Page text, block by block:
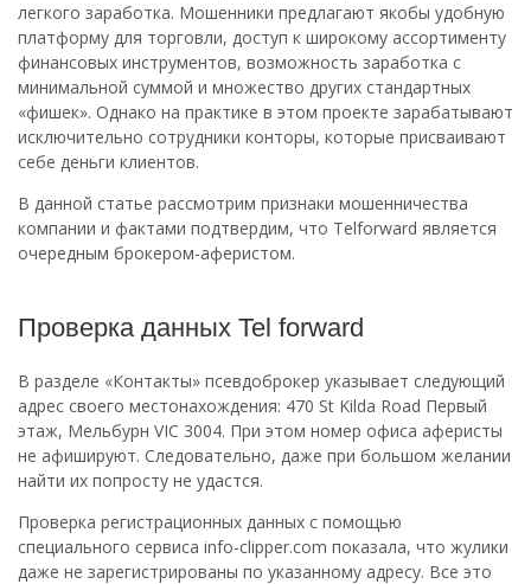
легкого заработка. Мошенники предлагают якобы удобную
платформу для торговли, доступ к широкому ассортименту
финансовых инструментов, возможность заработка с
минимальной суммой и множество других стандартных
«фишек». Однако на практике в этом проекте зарабатывают
исключительно сотрудники конторы, которые присваивают
себе деньги клиентов.
В данной статье рассмотрим признаки мошенничества
компании и фактами подтвердим, что Telforward является
очередным брокером-аферистом.
Проверка данных Tel forward
В разделе «Контакты» псевдоброкер указывает следующий
адрес своего местонахождения: 470 St Kilda Road Первый
этаж, Мельбурн VIC 3004. При этом номер офиса аферисты
не афишируют. Следовательно, даже при большом желании
найти их попросту не удастся.
Проверка регистрационных данных с помощью
специального сервиса info-clipper.com показала, что жулики
даже не зарегистрированы по указанному адресу. Все это